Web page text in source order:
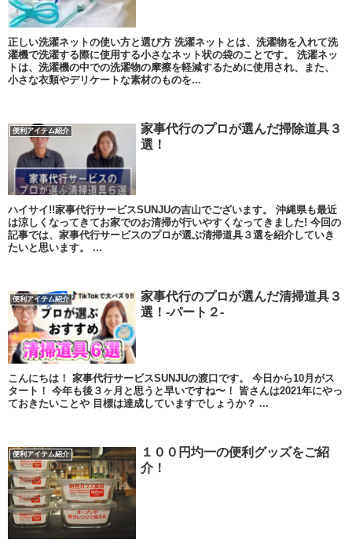
正しい洗濯ネットの使い方と選び方 洗濯ネットとは、洗濯物を入れて洗
濯機で洗濯する際に使用する小さなネット状の袋のことです。 洗濯ネッ
トは、洗濯機の中での洗濯物の摩擦を軽減するために使用され、また、
小さな衣類やデリケートな素材のものを...
便利アイテム紹介
家事代行のプロが選んだ掃除道具３
選！
ハイサイ!!家事代行サービスSUNJUの吉山でございます。 沖縄県も最近
は涼しくなってきてお家でのお清掃が行いやすくなってきました! 今回の
記事では、家事代行サービスのプロが選ぶ清掃道具３選を紹介していき
たいと思います。 ...
便利アイテム紹介
家事代行のプロが選んだ清掃道具３
選！-パート２-
こんにちは！ 家事代行サービスSUNJUの渡口です。 今日から10月がス
タート！ 今年も後３ヶ月と思うと早いですね〜！ 皆さんは2021年にやっ
ておきたいことや 目標は達成していますでしょうか？ ...
便利アイテム紹介
１００円圴一の便利グッズをご紹
介！